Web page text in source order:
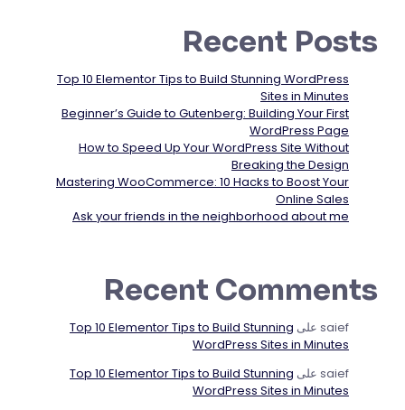
Recent Posts
Top 10 Elementor Tips to Build Stunning WordPress
Sites in Minutes
Beginner’s Guide to Gutenberg: Building Your First
WordPress Page
How to Speed Up Your WordPress Site Without
Breaking the Design
Mastering WooCommerce: 10 Hacks to Boost Your
Online Sales
Ask your friends in the neighborhood about me
Recent Comments
saief على Top 10 Elementor Tips to Build Stunning
WordPress Sites in Minutes
saief على Top 10 Elementor Tips to Build Stunning
WordPress Sites in Minutes